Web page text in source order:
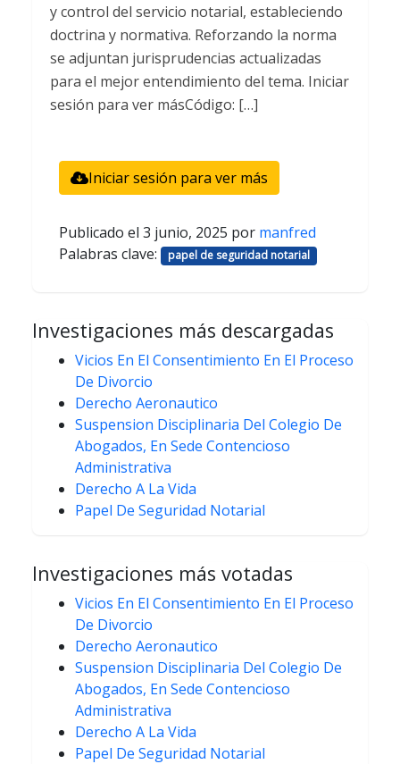
y control del servicio notarial, estableciendo
doctrina y normativa. Reforzando la norma
se adjuntan jurisprudencias actualizadas
para el mejor entendimiento del tema. Iniciar
sesión para ver másCódigo: […]
Iniciar sesión para ver más
Publicado el 3 junio, 2025 por manfred
Palabras clave:
papel de seguridad notarial
Investigaciones más descargadas
Vicios En El Consentimiento En El Proceso
De Divorcio
Derecho Aeronautico
Suspension Disciplinaria Del Colegio De
Abogados, En Sede Contencioso
Administrativa
Derecho A La Vida
Papel De Seguridad Notarial
Investigaciones más votadas
Vicios En El Consentimiento En El Proceso
De Divorcio
Derecho Aeronautico
Suspension Disciplinaria Del Colegio De
Abogados, En Sede Contencioso
Administrativa
Derecho A La Vida
Papel De Seguridad Notarial